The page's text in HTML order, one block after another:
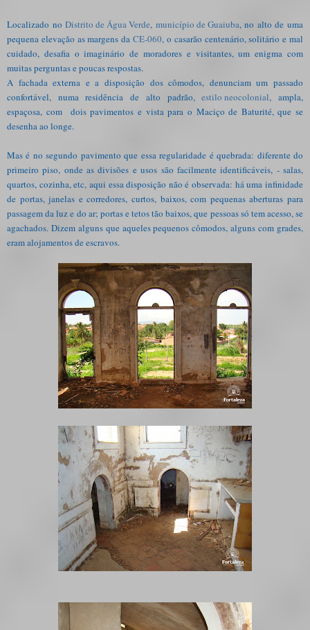
Localizado noDistrito de Água Verde, município de Guaiuba, no alto de uma
pequena elevação as margens daCE-060, o casarão centenário, solitário e mal
cuidado, desafia o imaginário de moradores e visitantes, um enigma com
muitas perguntas e poucas respostas.
A fachada externa e a disposição dos cômodos, denunciam um passado
confortável, numa residência de alto padrão,estilo neocolonial, ampla,
espaçosa, com dois pavimentos e vista para o Maciço de Baturité, que se
desenha ao longe.
Mas é no segundo pavimento que essa regularidade é quebrada: diferente do
primeiro piso, onde as divisões e usos são facilmente identificáveis, - salas,
quartos, cozinha, etc, aqui essa disposição não é observada: há uma infinidade
de portas, janelas e corredores, curtos, baixos, com pequenas aberturas para
passagem da luz e do ar; portas e tetos tão baixos, que pessoas só tem acesso, se
agachados. Dizem alguns que aqueles pequenos cômodos, alguns com grades,
eram alojamentos de escravos.